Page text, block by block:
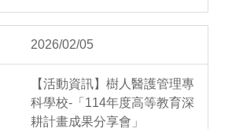
2026/02/05
【活動資訊】樹人醫護管理專
科學校-「114年度高等教育深
耕計畫成果分享會」